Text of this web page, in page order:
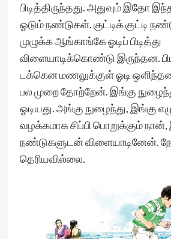
பிடித்திருந்தது. அதுவும் இதோ
ஓடும் நண்டுகள். குட்டிக் குட்டி
முழுக்க ஆங்காங்கே ஓடிப் பிடித்து
விளையாடிக்கொண்டு இருந்தன.
டக்கென மணலுக்குள் ஓடி ஒளிந்தன.
பல முறை தோற்றேன். இங்கு
ஓடியது. அங்கு நுழைந்து, இங்கு
வழக்கமாக சிப்பி பொறுக்கும்
நண்டுகளுடன் விளையாடினேன்.
தெரியவில்லை.